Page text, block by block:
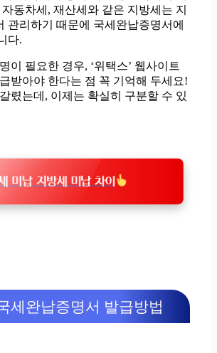
동차세, 재산세와 같은 지방세는 지
관리하기 때문에 국세완납증명서에
다.
이 필요한 경우, ‘위택스’ 웹사이트
받아야 한다는 점 꼭 기억해 두세요!
렸는데, 이제는 확실히 구분할 수 있
미납 지방세 미납 차이
세완납증명서 발급방법